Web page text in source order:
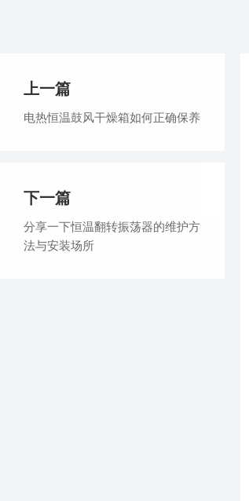
上一篇
电热恒温鼓风干燥箱如何正确保养
下一篇
分享一下恒温翻转振荡器的维护方
法与安装场所